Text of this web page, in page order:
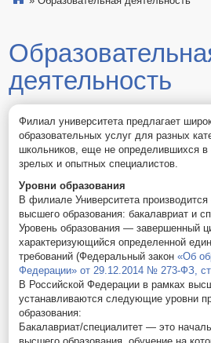
деятельность
Филиал университета предлагает
образовательных услуг для разных
школьников, еще не определившихся в
зрелых и опытных специалистов.
Уровни образования
В филиале Университета
высшего образования: бакалавриат и
Уровень образования — завершенный
характеризующийся определенной
требований (Федеральный закон«Об
Федерации» от 29.12.2014 № 273-ФЗ,
В Российской Федерации в рамках
устанавливаются следующие уровни
образования:
Бакалавриат/специалитет — это